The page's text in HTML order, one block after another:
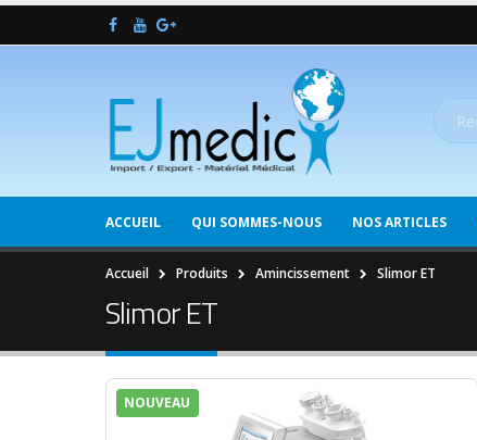
ACCUEIL QUI SOMMES-NOUS NOS ARTICLES
Accueil Produits Amincissement Slimor ET
Slimor ET
NOUVEAU